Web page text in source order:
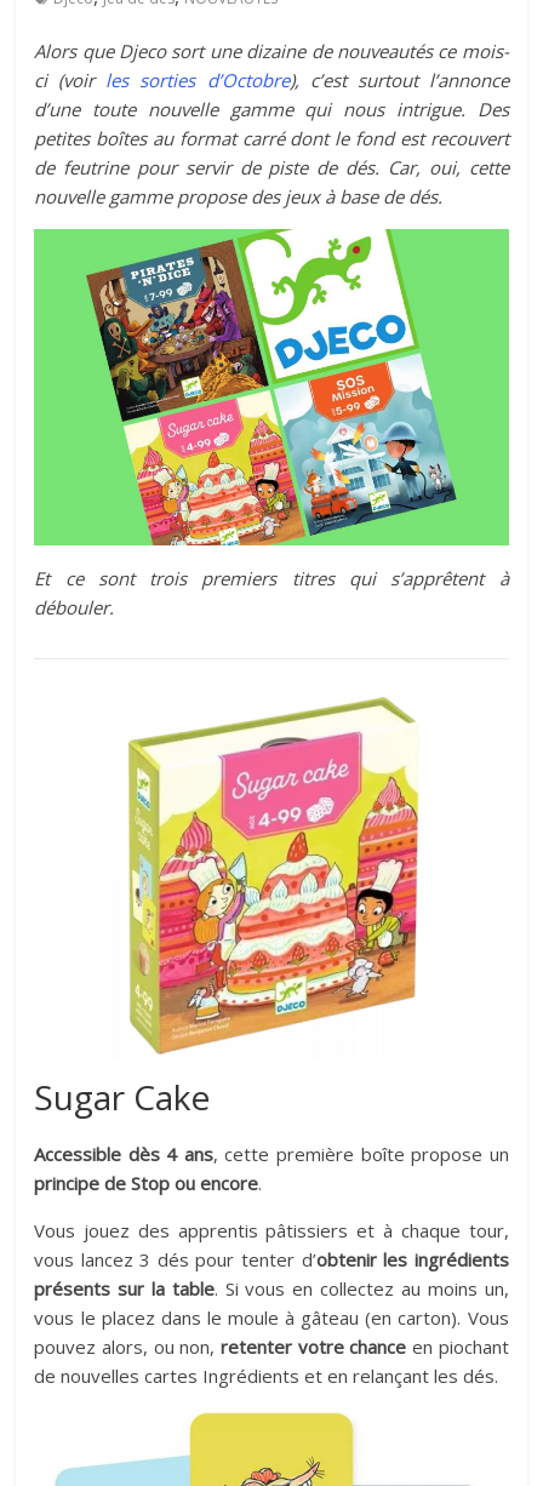
Alors que Djeco sort une dizaine de nouveautés ce mois-
ci (voir les sorties d’Octobre), c’est surtout l’annonce
d’une toute nouvelle gamme qui nous intrigue. Des
petites boîtes au format carré dont le fond est recouvert
de feutrine pour servir de piste de dés. Car, oui, cette
nouvelle gamme propose des jeux à base de dés.
Et ce sont trois premiers titres qui s’apprêtent à
débouler.
Sugar Cake
Accessible dès 4 ans, cette première boîte propose un
principe de Stop ou encore.
Vous jouez des apprentis pâtissiers et à chaque tour,
vous lancez 3 dés pour tenter d’obtenir les ingrédients
présents sur la table. Si vous en collectez au moins un,
vous le placez dans le moule à gâteau (en carton). Vous
pouvez alors, ou non, retenter votre chance en piochant
de nouvelles cartes Ingrédients et en relançant les dés.